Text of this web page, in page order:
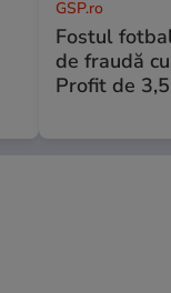
GSP.ro
Fostul
de fraudă
Profit de